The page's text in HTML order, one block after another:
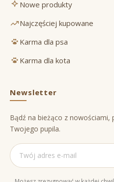
Nowe produkty
Najczęściej kupowane
Karma dla psa
Karma dla kota
Newsletter
Bądź na bieżąco z
Twojego pupila.